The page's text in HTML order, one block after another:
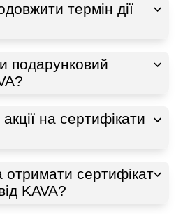
термін дії
подарунковий
на сертифікати
отримати сертифікат
KAVA?